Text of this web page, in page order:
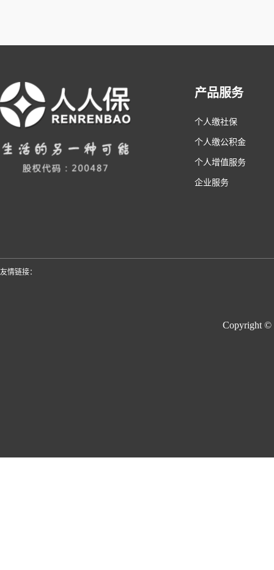
产品服务
个人缴社保
个人缴公积金
个人增值服务
企业服务
友情链接：
Copyright ©